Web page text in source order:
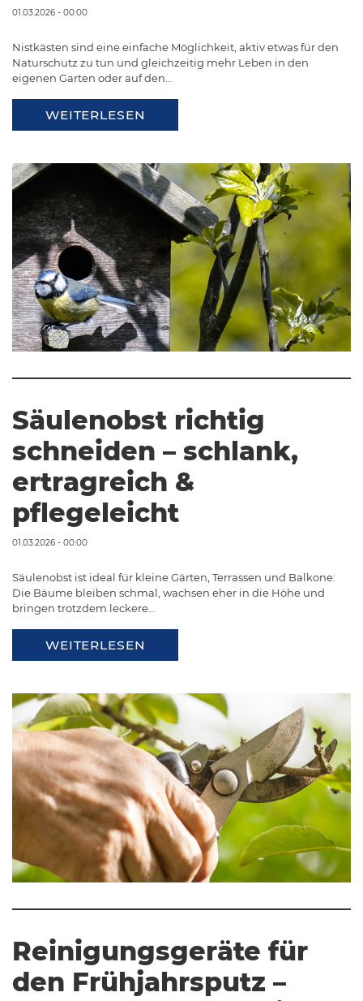
01.03.2026 - 00:00
Nistkästen sind eine einfache Möglichkeit, aktiv etwas für den
Naturschutz zu tun und gleichzeitig mehr Leben in den
eigenen Garten oder auf den…
WEITERLESEN
Säulenobst richtig
schneiden – schlank,
ertragreich &
pflegeleicht
01.03.2026 - 00:00
Säulenobst ist ideal für kleine Gärten, Terrassen und Balkone:
Die Bäume bleiben schmal, wachsen eher in die Höhe und
bringen trotzdem leckere…
WEITERLESEN
Reinigungsgeräte für
den Frühjahrsputz –